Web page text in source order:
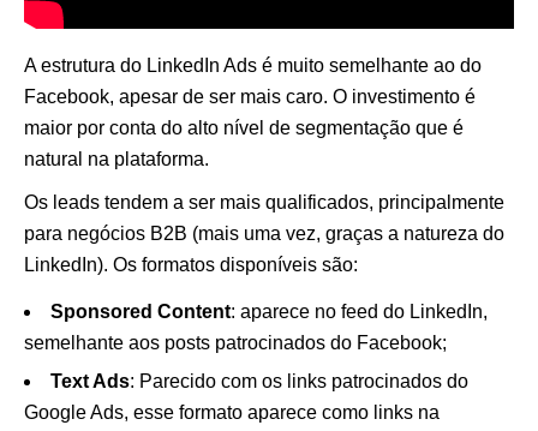
A estrutura do LinkedIn Ads é muito semelhante ao do
Facebook, apesar de ser mais caro. O investimento é
maior por conta do alto nível de segmentação que é
natural na plataforma.
Os leads tendem a ser mais qualificados, principalmente
para negócios B2B (mais uma vez, graças a natureza do
LinkedIn). Os formatos disponíveis são:
Sponsored Content: aparece no feed do LinkedIn,
semelhante aos posts patrocinados do Facebook;
Text Ads: Parecido com os links patrocinados do
Google Ads, esse formato aparece como links na